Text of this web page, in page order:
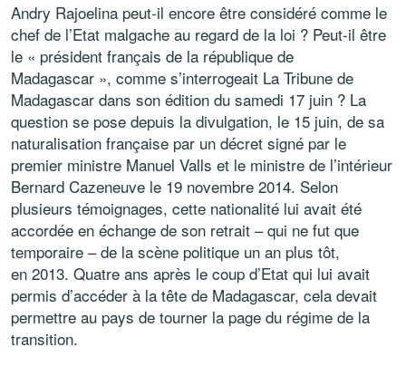
Andry Rajoelina peut-il encore être considéré comme le
chef de l’Etat malgache au regard de la loi ? Peut-il être
le « président français de la république de
Madagascar », comme s’interrogeait La Tribune de
Madagascar dans son édition du samedi 17 juin ? La
question se pose depuis la divulgation, le 15 juin, de sa
naturalisation française par un décret signé par le
premier ministre Manuel Valls et le ministre de l’intérieur
Bernard Cazeneuve le 19 novembre 2014. Selon
plusieurs témoignages, cette nationalité lui avait été
accordée en échange de son retrait – qui ne fut que
temporaire – de la scène politique un an plus tôt,
en 2013. Quatre ans après le coup d’Etat qui lui avait
permis d’accéder à la tête de Madagascar, cela devait
permettre au pays de tourner la page du régime de la
transition.